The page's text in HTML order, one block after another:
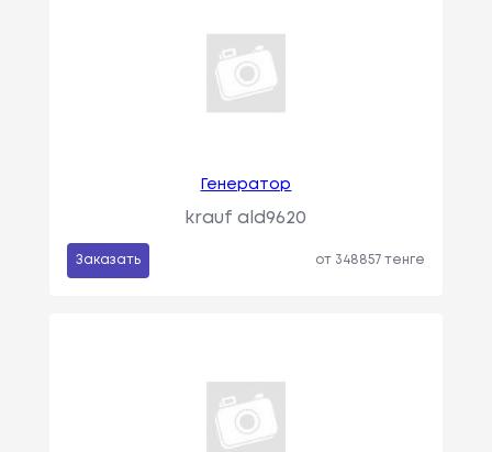
Генератор
krauf ald9620
Заказать от 348857 тенге